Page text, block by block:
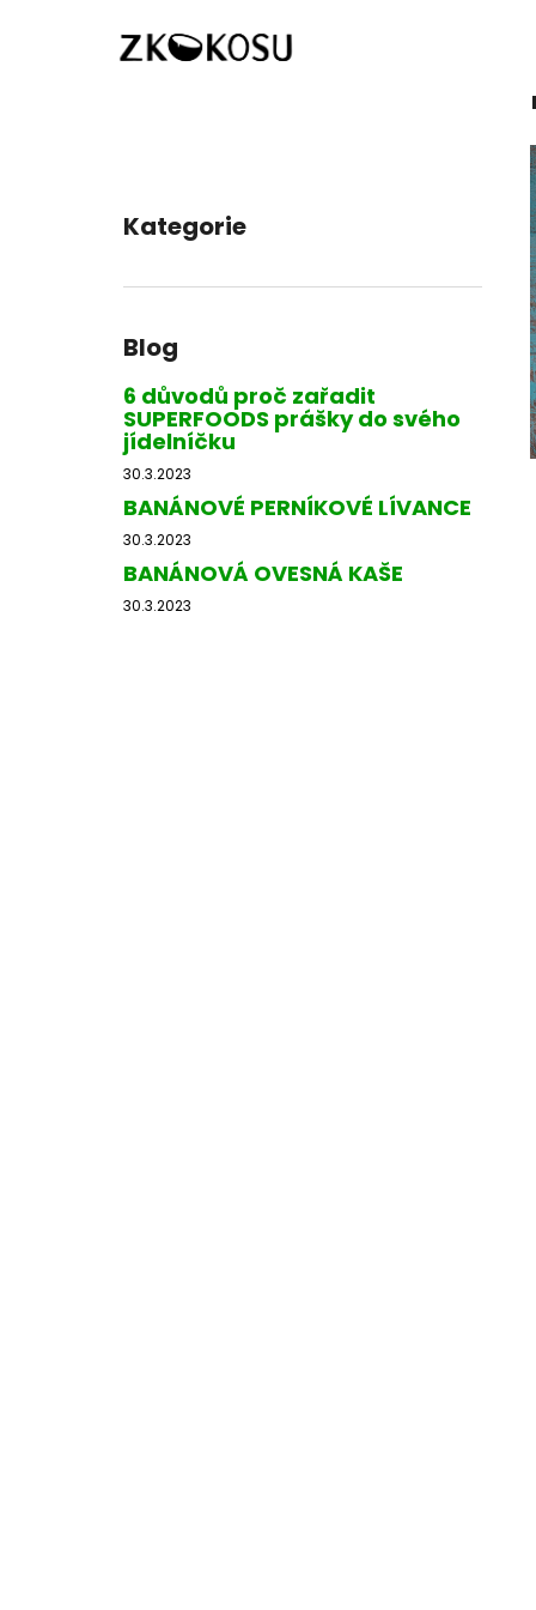
Přeskočit
kategorie
Kategorie
Blog
6 důvodů proč zařadit
SUPERFOODS prášky do svého
jídelníčku
30.3.2023
BANÁNOVÉ PERNÍKOVÉ LÍVANCE
30.3.2023
BANÁNOVÁ OVESNÁ KAŠE
30.3.2023
i
l
Zpět
Zpět